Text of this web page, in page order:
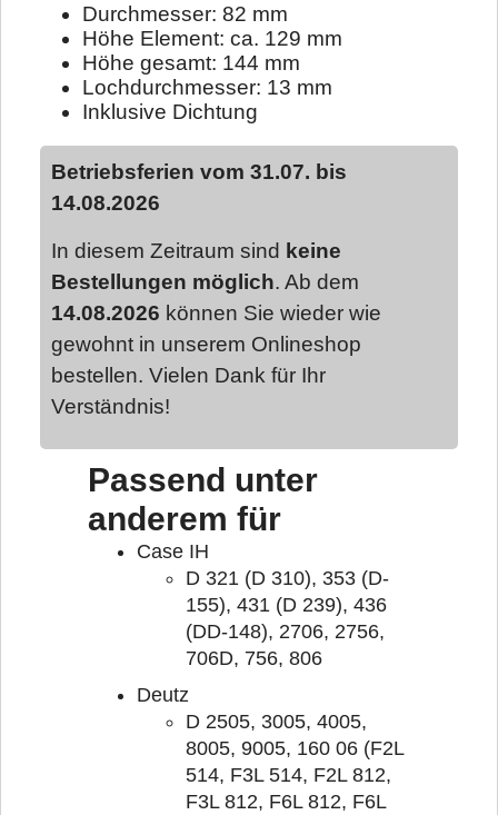
Durchmesser: 82 mm
Höhe Element: ca. 129 mm
Höhe gesamt: 144 mm
Lochdurchmesser: 13 mm
Inklusive Dichtung
Betriebsferien vom 31.07. bis
14.08.2026
In diesem Zeitraum sind keine
Bestellungen möglich. Ab dem
14.08.2026 können Sie wieder wie
gewohnt in unserem Onlineshop
bestellen. Vielen Dank für Ihr
Verständnis!
Passend unter
anderem für
Case IH
D 321 (D 310), 353 (D-
155), 431 (D 239), 436
(DD-148), 2706, 2756,
706D, 756, 806
Deutz
D 2505, 3005, 4005,
8005, 9005, 160 06 (F2L
514, F3L 514, F2L 812,
F3L 812, F6L 812, F6L